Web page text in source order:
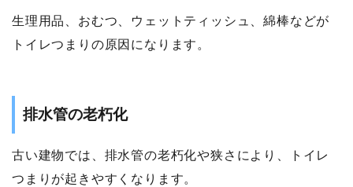
生理用品、おむつ、ウェットティッシュ、綿棒などが
トイレつまりの原因になります。
排水管の老朽化
古い建物では、排水管の老朽化や狭さにより、トイレ
つまりが起きやすくなります。